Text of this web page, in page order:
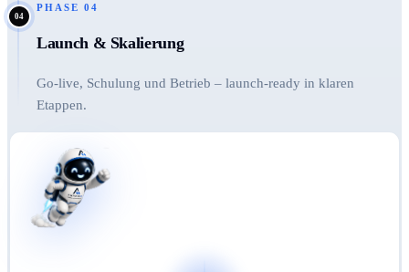
04
PHASE 04
Launch & Skalierung
Go-live, Schulung und Betrieb – launch-ready in klaren
Etappen.